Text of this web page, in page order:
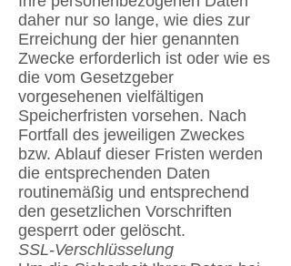
daher nur so lange, wie dies zur
Erreichung der hier genannten
Zwecke erforderlich ist oder wie es
die vom Gesetzgeber
vorgesehenen vielfältigen
Speicherfristen vorsehen. Nach
Fortfall des jeweiligen Zweckes
bzw. Ablauf dieser Fristen werden
die entsprechenden Daten
routinemäßig und entsprechend
den gesetzlichen Vorschriften
gesperrt oder gelöscht.
SSL-Verschlüsselung